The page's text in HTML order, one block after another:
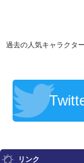
過去の人気キャラクター
リンク